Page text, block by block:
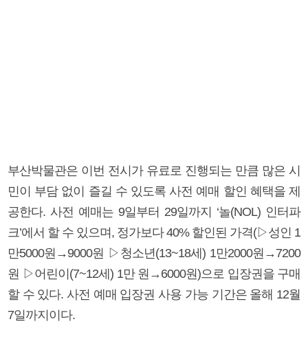
부산박물관은 이번 전시가 유료로 진행되는 만큼 많은 시
민이 부담 없이 즐길 수 있도록 사전 예매 할인 혜택을 제
공한다. 사전 예매는 9일부터 29일까지 ‘놀(NOL) 인터파
크’에서 할 수 있으며, 정가보다 40% 할인된 가격(▷성인 1
만5000원→9000원 ▷청소년(13~18세) 1만2000원→7200
원 ▷어린이(7~12세) 1만 원→6000원)으로 입장권을 구매
할 수 있다. 사전 예매 입장권 사용 가능 기간은 올해 12월
7일까지이다.